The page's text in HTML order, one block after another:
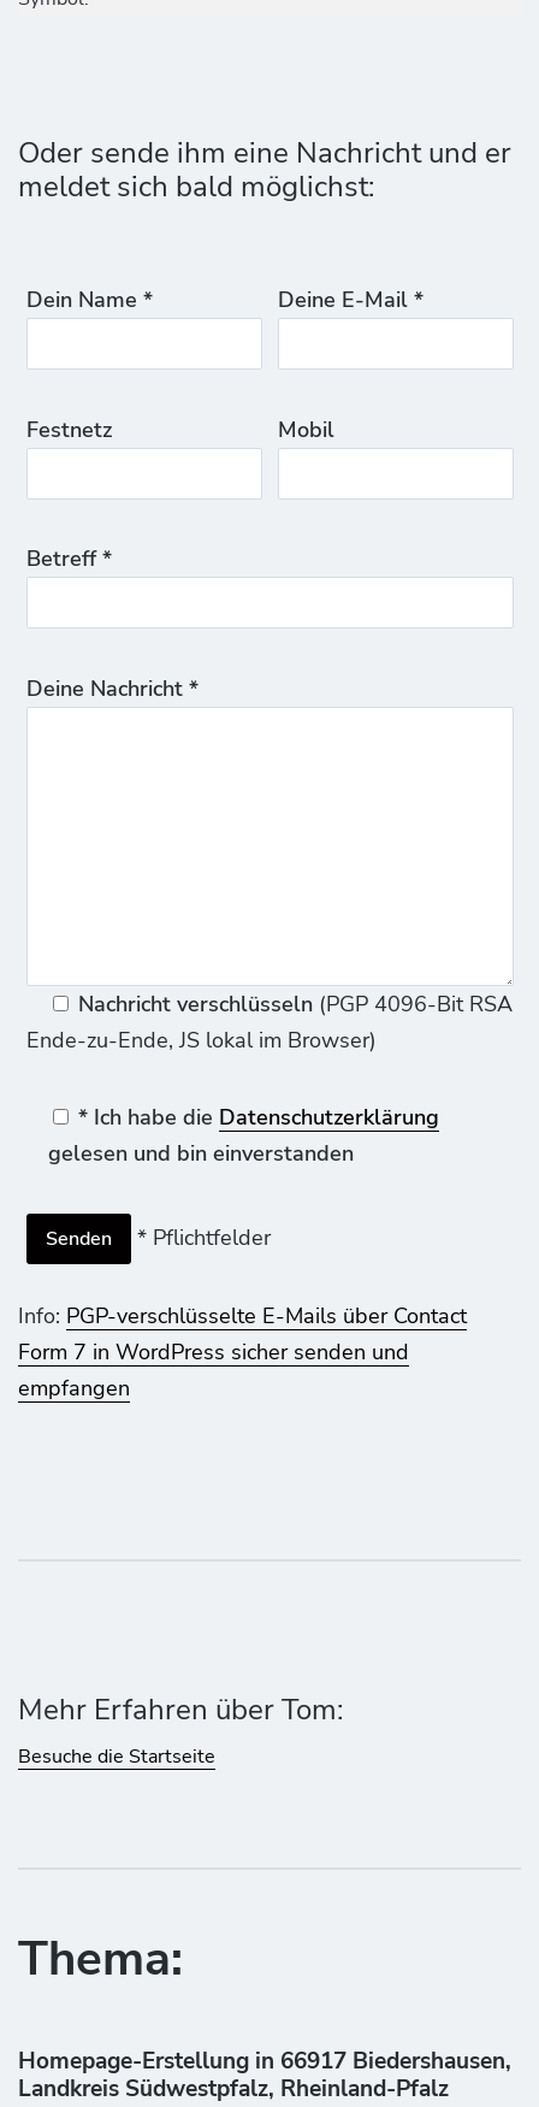
Oder sende ihm eine Nachricht und er
meldet sich bald möglichst:
Dein Name * Deine E-Mail *
Festnetz Mobil
Betreff *
Deine Nachricht *
Nachricht verschlüsseln(PGP 4096-Bit RSA
Ende-zu-Ende, JS lokal im Browser)
* Ich habe die Datenschutzerklärung
gelesen und bin einverstanden
* Pflichtfelder
Info: PGP-verschlüsselte E-Mails über Contact
Form 7 in WordPress sicher senden und
empfangen
Mehr Erfahren über Tom:
Besuche die Startseite
Thema:
Homepage-Erstellung in 66917 Biedershausen,
Landkreis Südwestpfalz, Rheinland-Pfalz